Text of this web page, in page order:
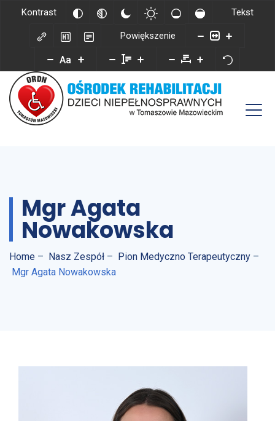
Kontrast Tekst
Powiększenie
Aa
Mgr Agata
Nowakowska
Home – Nasz Zespół – Pion Medyczno Terapeutyczny –
Mgr Agata Nowakowska